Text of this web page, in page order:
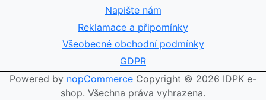
Napište nám
Reklamace a připomínky
Všeobecné obchodní podmínky
GDPR
Powered by nopCommerce Copyright © 2026 IDPK e-
shop. Všechna práva vyhrazena.